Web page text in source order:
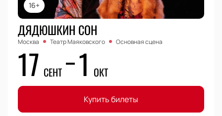
16+
ДЯДЮШКИН СОН
Москва Театр Маяковского Основная сцена
17 СЕНТ 1 ОКТ
Купить билеты